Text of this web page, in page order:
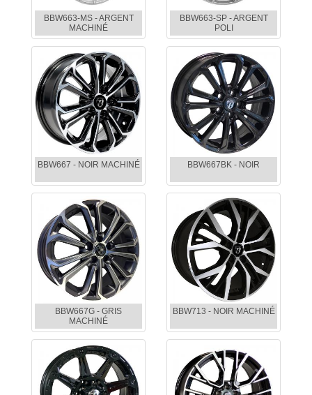
BBW663-MS - ARGENT
MACHINÉ
BBW663-SP - ARGENT
POLI
BBW667 - NOIR MACHINÉ BBW667BK - NOIR
BBW667G - GRIS
MACHINÉ
BBW713 - NOIR MACHINÉ